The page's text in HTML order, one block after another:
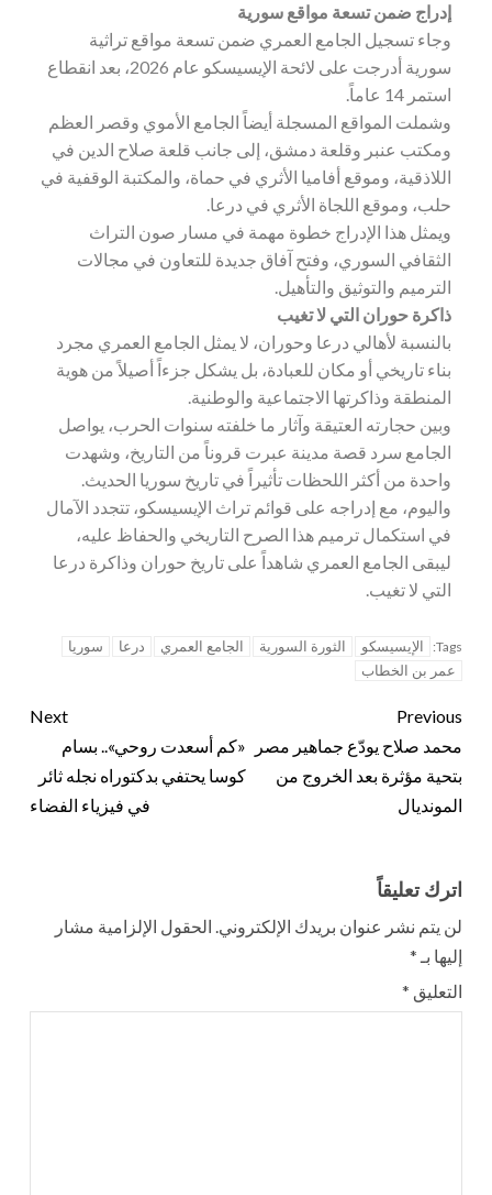
إدراج ضمن تسعة مواقع سورية
وجاء تسجيل الجامع العمري ضمن تسعة مواقع تراثية
سورية أدرجت على لائحة الإيسيسكو عام 2026، بعد انقطاع
استمر 14 عاماً.
وشملت المواقع المسجلة أيضاً الجامع الأموي وقصر العظم
ومكتب عنبر وقلعة دمشق، إلى جانب قلعة صلاح الدين في
اللاذقية، وموقع أفاميا الأثري في حماة، والمكتبة الوقفية في
حلب، وموقع اللجاة الأثري في درعا.
ويمثل هذا الإدراج خطوة مهمة في مسار صون التراث
الثقافي السوري، وفتح آفاق جديدة للتعاون في مجالات
الترميم والتوثيق والتأهيل.
ذاكرة حوران التي لا تغيب
بالنسبة لأهالي درعا وحوران، لا يمثل الجامع العمري مجرد
بناء تاريخي أو مكان للعبادة، بل يشكل جزءاً أصيلاً من هوية
المنطقة وذاكرتها الاجتماعية والوطنية.
وبين حجارته العتيقة وآثار ما خلفته سنوات الحرب، يواصل
الجامع سرد قصة مدينة عبرت قروناً من التاريخ، وشهدت
واحدة من أكثر اللحظات تأثيراً في تاريخ سوريا الحديث.
واليوم، مع إدراجه على قوائم تراث الإيسيسكو، تتجدد الآمال
في استكمال ترميم هذا الصرح التاريخي والحفاظ عليه،
ليبقى الجامع العمري شاهداً على تاريخ حوران وذاكرة درعا
التي لا تغيب.
Tags: الإيسيسكو الثورة السورية الجامع العمري درعا
سوريا
عمر بن الخطاب
Previous
محمد صلاح يودّع جماهير مصر
بتحية مؤثرة بعد الخروج من
المونديال
Next
«كم أسعدت روحي».. بسام
كوسا يحتفي بدكتوراه نجله ثائر
في فيزياء الفضاء
اترك تعليقاً
لن يتم نشر عنوان بريدك الإلكتروني. الحقول الإلزامية مشار
إليها بـ *
التعليق *